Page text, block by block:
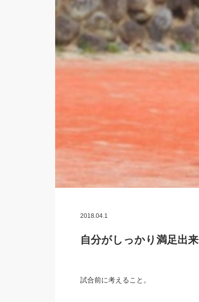
2018.04.1
自分がしっかり満足出
試合前に考えること。